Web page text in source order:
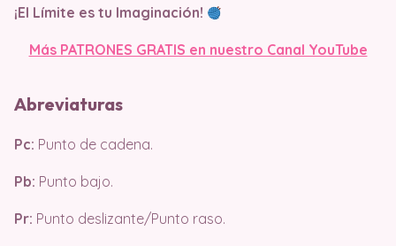
¡El Límite es tu Imaginación!
Más PATRONES GRATIS en nuestro Canal YouTube
Abreviaturas
Pc: Punto de cadena.
Pb: Punto bajo.
Pr: Punto deslizante/Punto raso.